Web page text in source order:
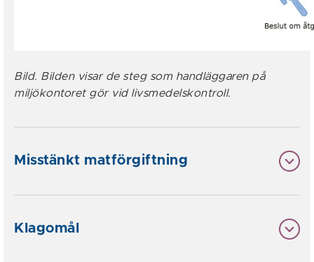
Bild. Bilden visar de steg som handläggaren på
miljökontoret gör vid livsmedelskontroll.
Misstänkt matförgiftning
Klagomål